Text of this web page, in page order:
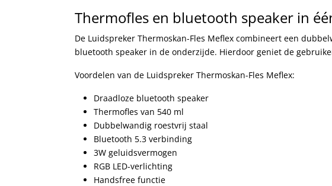
Thermofles en bluetooth speaker in
De Luidspreker Thermoskan-Fles Meflex combineert een
bluetooth speaker in de onderzijde. Hierdoor geniet de
Voordelen van de Luidspreker Thermoskan-Fles Meflex:
Draadloze bluetooth speaker
Thermofles van 540 ml
Dubbelwandig roestvrij staal
Bluetooth 5.3 verbinding
3W geluidsvermogen
RGB LED-verlichting
Handsfree functie